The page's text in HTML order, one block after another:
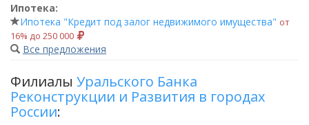
Ипотека:
Ипотека "Кредит под залог недвижимого имущества" от
16% до 250 000
Все предложения
Филиалы Уральского Банка
Реконструкции и Развития в городах
России: